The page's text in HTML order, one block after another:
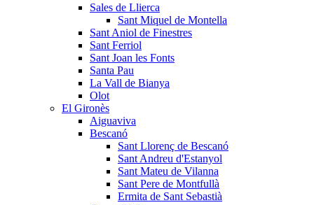
Sales de Llierca
Sant Miquel de Montella
Sant Aniol de Finestres
Sant Ferriol
Sant Joan les Fonts
Santa Pau
La Vall de Bianya
Olot
El Gironès
Aiguaviva
Bescanó
Sant Llorenç de Bescanó
Sant Andreu d'Estanyol
Sant Mateu de Vilanna
Sant Pere de Montfullà
Ermita de Sant Sebastià